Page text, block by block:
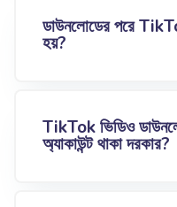
ডাউনলোডের পরে
হয়?
TikTok ভিডিও
অ্যাকাউন্ট থাকা দরকার?